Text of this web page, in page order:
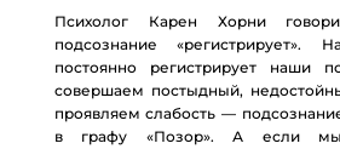
Психолог Карен Хорни
подсознание «регистрирует».
постоянно регистрирует наши
совершаем постыдный,
проявляем слабость —
в графу «Позор». А если